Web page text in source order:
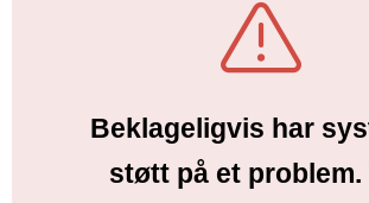
Beklageligvis har
støtt på et problem.